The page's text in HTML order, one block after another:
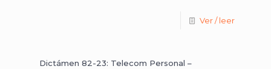
Ver / leer
Dictámen 82-23: Telecom Personal –